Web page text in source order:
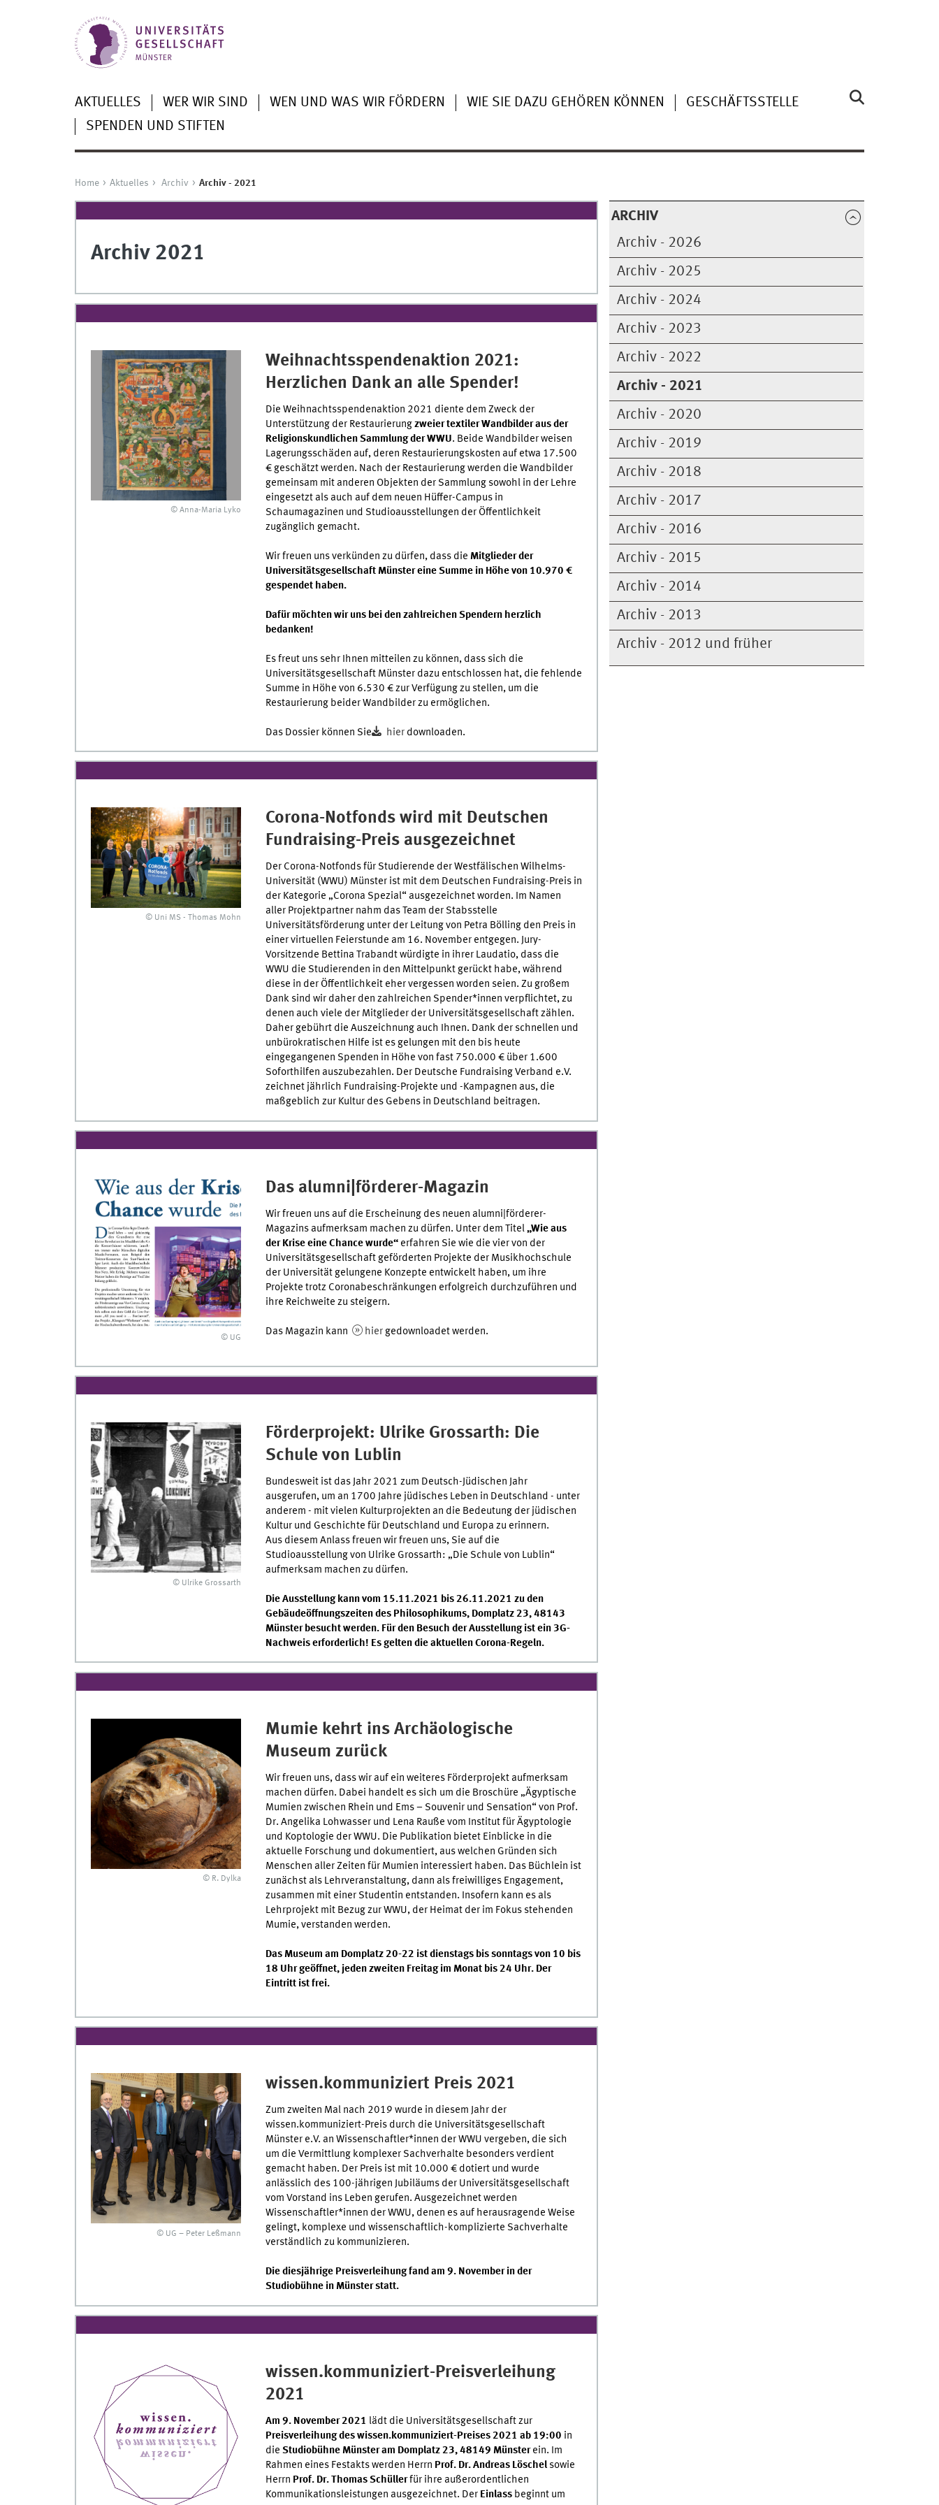
AKTUELLES WER WIR SIND WEN UND WAS WIR FÖRDERN WIE SIE DAZU GEHÖREN KÖNNEN
GESCHÄFTSSTELLE
SPENDEN UND STIFTEN
Home Aktuelles Archiv Archiv - 2021
ARCHIV
Archiv - 2026
Archiv - 2025
Archiv - 2024
Archiv - 2023
Archiv - 2022
Archiv - 2021
Archiv - 2020
Archiv - 2019
Archiv - 2018
Archiv - 2017
Archiv - 2016
Archiv - 2015
Archiv - 2014
Archiv - 2013
Archiv - 2012 und früher
Archiv 2021
© Anna-Maria Lyko
Weihnachtsspendenaktion 2021:
Herzlichen Dank an alle Spender!
Die Weihnachtsspendenaktion 2021 diente dem Zweck der
Unterstützung der Restaurierungzweier textiler Wandbilder aus der
Religionskundlichen Sammlung der WWU. Beide Wandbilder weisen
Lagerungsschäden auf, deren Restaurierungskosten auf etwa 17.500
€ geschätzt werden. Nach der Restaurierung werden die Wandbilder
gemeinsam mit anderen Objekten der Sammlung sowohl in der Lehre
eingesetzt als auch auf dem neuen Hüffer-Campus in
Schaumagazinen und Studioausstellungen der Öffentlichkeit
zugänglich gemacht.
Wir freuen uns verkünden zu dürfen, dass die Mitglieder der
Universitätsgesellschaft Münster eine Summe in Höhe von 10.970 €
gespendet haben.
Dafür möchten wir uns bei den zahlreichen Spendern herzlich
bedanken!
Es freut uns sehr Ihnen mitteilen zu können, dass sich die
Universitätsgesellschaft Münster dazu entschlossen hat, die fehlende
Summe in Höhe von 6.530 € zur Verfügung zu stellen, um die
Restaurierung beider Wandbilder zu ermöglichen.
Das Dossier können Sie hierdownloaden.
© Uni MS - Thomas Mohn
Corona-Notfonds wird mit Deutschen
Fundraising-Preis ausgezeichnet
Der Corona-Notfonds für Studierende der Westfälischen Wilhelms-
Universität (WWU) Münster ist mit dem Deutschen Fundraising-Preis in
der Kategorie „Corona Spezial“ ausgezeichnet worden. Im Namen
aller Projektpartner nahm das Team der Stabsstelle
Universitätsförderung unter der Leitung von Petra Bölling den Preis in
einer virtuellen Feierstunde am 16. November entgegen. Jury-
Vorsitzende Bettina Trabandt würdigte in ihrer Laudatio, dass die
WWU die Studierenden in den Mittelpunkt gerückt habe, während
diese in der Öffentlichkeit eher vergessen worden seien. Zu großem
Dank sind wir daher den zahlreichen Spender*innen verpflichtet, zu
denen auch viele der Mitglieder der Universitätsgesellschaft zählen.
Daher gebührt die Auszeichnung auch Ihnen. Dank der schnellen und
unbürokratischen Hilfe ist es gelungen mit den bis heute
eingegangenen Spenden in Höhe von fast 750.000 € über 1.600
Soforthilfen auszubezahlen. Der Deutsche Fundraising Verband e.V.
zeichnet jährlich Fundraising-Projekte und -Kampagnen aus, die
maßgeblich zur Kultur des Gebens in Deutschland beitragen.
© UG
Das alumni|förderer-Magazin
Wir freuen uns auf die Erscheinung des neuen alumni|förderer-
Magazins aufmerksam machen zu dürfen. Unter dem Titel„Wie aus
der Krise eine Chance wurde“erfahren Sie wie die vier von der
Universitätsgesellschaft geförderten Projekte der Musikhochschule
der Universität gelungene Konzepte entwickelt haben, um ihre
Projekte trotz Coronabeschränkungen erfolgreich durchzuführen und
ihre Reichweite zu steigern.
Das Magazin kann hiergedownloadet werden.
© Ulrike Grossarth
Förderprojekt: Ulrike Grossarth: Die
Schule von Lublin
Bundesweit ist das Jahr 2021 zum Deutsch-Jüdischen Jahr
ausgerufen, um an 1700 Jahre jüdisches Leben in Deutschland - unter
anderem - mit vielen Kulturprojekten an die Bedeutung der jüdischen
Kultur und Geschichte für Deutschland und Europa zu erinnern.
Aus diesem Anlass freuen wir freuen uns, Sie auf die
Studioausstellung von Ulrike Grossarth: „Die Schule von Lublin“
aufmerksam machen zu dürfen.
Die Ausstellung kann vom 15.11.2021 bis 26.11.2021 zu den
Gebäudeöﬀnungszeiten des Philosophikums, Domplatz 23, 48143
Münster besucht werden. Für den Besuch der Ausstellung ist ein 3G-
Nachweis erforderlich! Es gelten die aktuellen Corona-Regeln.
© R. Dylka
Mumie kehrt ins Archäologische
Museum zurück
Wir freuen uns, dass wir auf ein weiteres Förderprojekt aufmerksam
machen dürfen. Dabei handelt es sich um die Broschüre „Ägyptische
Mumien zwischen Rhein und Ems – Souvenir und Sensation“ von Prof.
Dr. Angelika Lohwasser und Lena Rauße vom Institut für Ägyptologie
und Koptologie der WWU. Die Publikation bietet Einblicke in die
aktuelle Forschung und dokumentiert, aus welchen Gründen sich
Menschen aller Zeiten für Mumien interessiert haben. Das Büchlein ist
zunächst als Lehrveranstaltung, dann als freiwilliges Engagement,
zusammen mit einer Studentin entstanden. Insofern kann es als
Lehrprojekt mit Bezug zur WWU, der Heimat der im Fokus stehenden
Mumie, verstanden werden.
Das Museum am Domplatz 20-22 ist dienstags bis sonntags von 10 bis
18 Uhr geöffnet, jeden zweiten Freitag im Monat bis 24 Uhr. Der
Eintritt ist frei.
© UG – Peter Leßmann
wissen.kommuniziert Preis 2021
Zum zweiten Mal nach 2019 wurde in diesem Jahr der
wissen.kommuniziert-Preis durch die Universitätsgesellschaft
Münster e.V. an Wissenschaftler*innen der WWU vergeben, die sich
um die Vermittlung komplexer Sachverhalte besonders verdient
gemacht haben. Der Preis ist mit 10.000 € dotiert und wurde
anlässlich des 100-jährigen Jubiläums der Universitätsgesellschaft
vom Vorstand ins Leben gerufen. Ausgezeichnet werden
Wissenschaftler*innen der WWU, denen es auf herausragende Weise
gelingt, komplexe und wissenschaftlich-komplizierte Sachverhalte
verständlich zu kommunizieren.
Die diesjährige Preisverleihung fand am 9. November in der
Studiobühne in Münster statt.
wissen.kommuniziert-Preisverleihung
2021
Am 9. November 2021 lädt die Universitätsgesellschaft zur
Preisverleihung des wissen.kommuniziert-Preises 2021 ab 19:00 in
die Studiobühne Münster am Domplatz 23, 48149 Münsterein. Im
Rahmen eines Festakts werden Herrn Prof. Dr. Andreas Löschelsowie
Herrn Prof. Dr. Thomas Schüllerfür ihre außerordentlichen
Kommunikationsleistungen ausgezeichnet. Der Einlassbeginnt um